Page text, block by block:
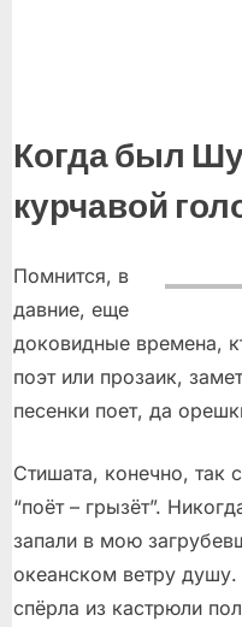
Когда был
курчавой
Помнится, в
давние, еще
доковидные времена,
поэт или прозаик,
песенки поет, да
Стишата, конечно, так
“поёт – грызёт”.
запали в мою
океанском ветру
спёрла из кастрюли